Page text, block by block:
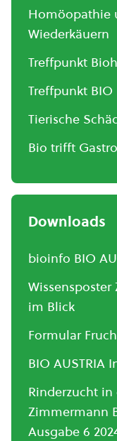
Homöopathie
Wiederkäuern
Treffpunkt
Treffpunkt BIO
Tierische
Bio trifft
Downloads
bioinfo BIO
im Blick
Formular
BIO AUSTRIA
Rinderzucht in
Zimmermann
Ausgabe 6